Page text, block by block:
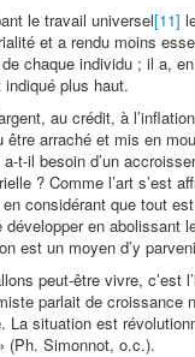
le travail universel[11]
et a rendu moins
chaque individu ; il a,
plus haut.
au crédit, à
être arraché et mis en
t-il besoin d’un
? Comme l’art s’est
considérant que tout
en abolissant
est un moyen d’y
peut-être vivre, c’est
parlait de croissance
La situation est
(Ph. Simonnot, o.c.).